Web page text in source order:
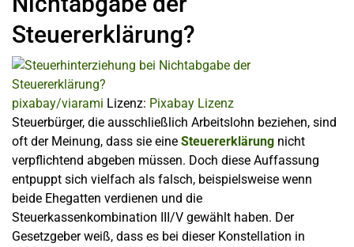
Steuererklärung?
pixabay/viarami Lizenz: Pixabay Lizenz
Steuerbürger, die ausschließlich Arbeitslohn beziehen, sind
oft der Meinung, dass sie eine Steuererklärung nicht
verpflichtend abgeben müssen. Doch diese Auffassung
entpuppt sich vielfach als falsch, beispielsweise wenn
beide Ehegatten verdienen und die
Steuerkassenkombination III/V gewählt haben. Der
Gesetzgeber weiß, dass es bei dieser Konstellation in